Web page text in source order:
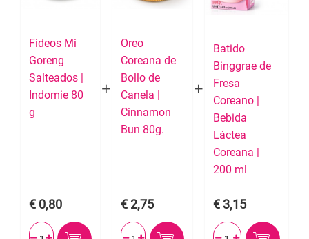
Fideos Mi
Goreng
Salteados |
Indomie 80
g
0,80
Oreo
Coreana de
Bollo de
Canela |
Cinnamon
Bun 80g.
2,75
Batido
Binggrae de
Fresa
Coreano |
Bebida
Láctea
Coreana |
200 ml
3,15